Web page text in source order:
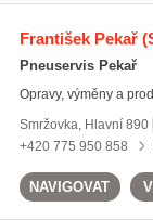
František Pekař
Pneuservis Pekař
Opravy, výměny a
Smržovka, Hlavní 890
+420 775 950 858
NAVIGOVAT